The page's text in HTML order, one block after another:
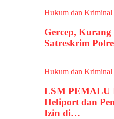
Hukum dan Kriminal
Gercep,
Satreskrim
Hukum dan Kriminal
LSM PEMALU
Heliport dan
Izin di…